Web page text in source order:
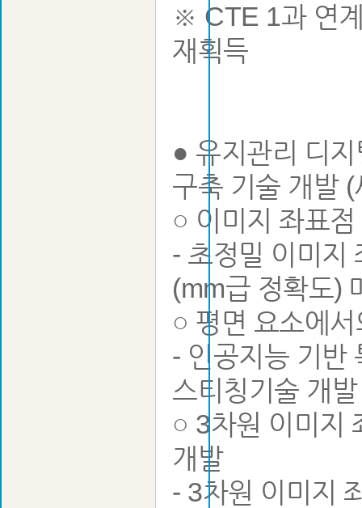
※ CTE 1과 연
재획득
● 유지관리 디
구축 기술 개발
○ 이미지 좌표
- 초정밀 이미지
(mm급 정확도)
○ 평면 요소에
- 인공지능 기반
스티칭기술 개발
○ 3차원 이미지
개발
- 3차원 이미지